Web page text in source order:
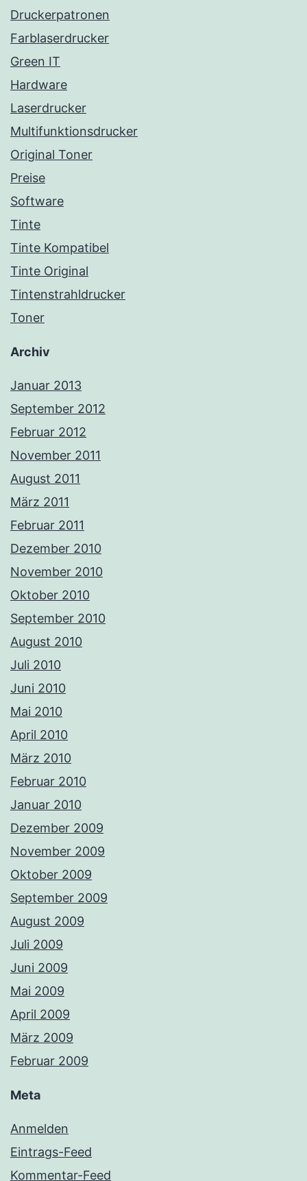
Druckerpatronen
Farblaserdrucker
Green IT
Hardware
Laserdrucker
Multifunktionsdrucker
Original Toner
Preise
Software
Tinte
Tinte Kompatibel
Tinte Original
Tintenstrahldrucker
Toner
Archiv
Januar 2013
September 2012
Februar 2012
November 2011
August 2011
März 2011
Februar 2011
Dezember 2010
November 2010
Oktober 2010
September 2010
August 2010
Juli 2010
Juni 2010
Mai 2010
April 2010
März 2010
Februar 2010
Januar 2010
Dezember 2009
November 2009
Oktober 2009
September 2009
August 2009
Juli 2009
Juni 2009
Mai 2009
April 2009
März 2009
Februar 2009
Meta
Anmelden
Eintrags-Feed
Kommentar-Feed